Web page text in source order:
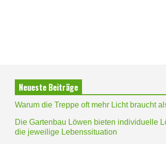
Neueste Beiträge
Warum die Treppe oft mehr Licht braucht
Die Gartenbau Löwen bieten individuelle
die jeweilige Lebenssituation